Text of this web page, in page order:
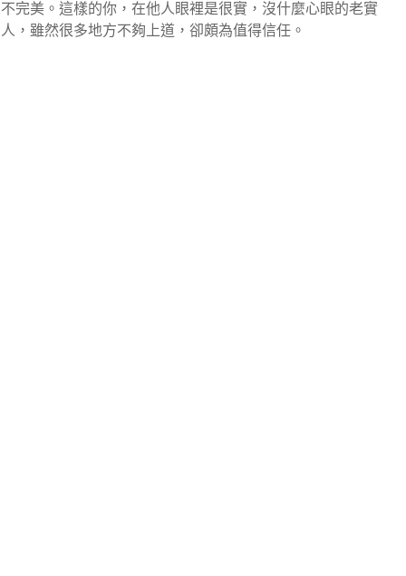
不完美。這樣的你，在他人眼裡是很實，沒什麼心眼的老實
人，雖然很多地方不夠上道，卻頗為值得信任。